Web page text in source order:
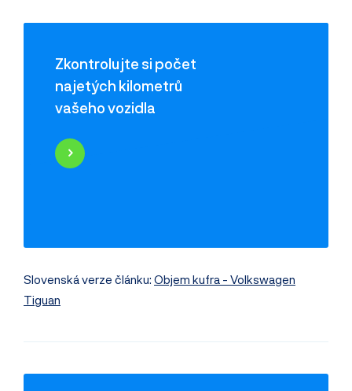
Zkontrolujte si počet
najetých kilometrů
vašeho vozidla
Najeté kilometry
Slovenská verze článku: Objem kufra - Volkswagen
Tiguan